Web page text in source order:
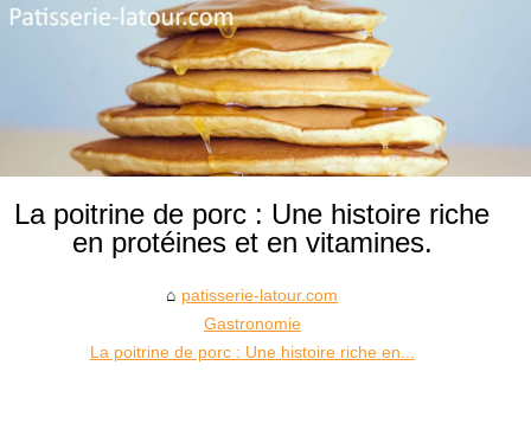
La poitrine de porc : Une histoire riche
en protéines et en vitamines.
patisserie-latour.com
Gastronomie
La poitrine de porc : Une histoire riche en...